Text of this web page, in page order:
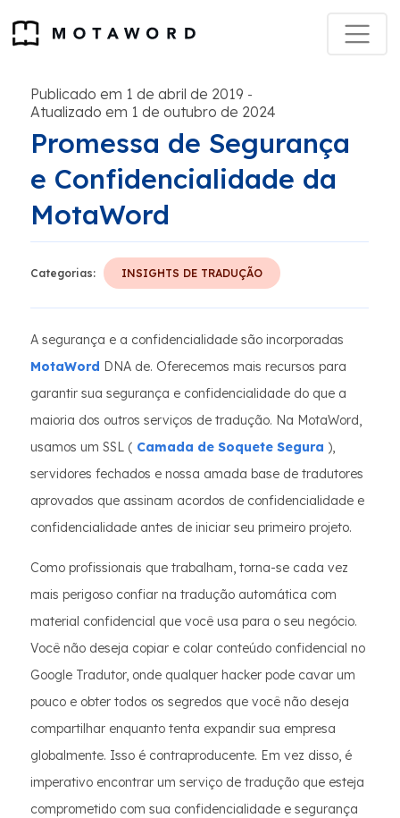
Publicado em 1 de abril de 2019 -
Atualizado em 1 de outubro de 2024
Promessa de Segurança
e Confidencialidade da
MotaWord
Categorias: INSIGHTS DE TRADUÇÃO
A segurança e a confidencialidade são incorporadas
MotaWord DNA de. Oferecemos mais recursos para
garantir sua segurança e confidencialidade do que a
maioria dos outros serviços de tradução. Na MotaWord,
usamos um SSL ( Camada de Soquete Segura ),
servidores fechados e nossa amada base de tradutores
aprovados que assinam acordos de confidencialidade e
confidencialidade antes de iniciar seu primeiro projeto.
Como profissionais que trabalham, torna-se cada vez
mais perigoso confiar na tradução automática com
material confidencial que você usa para o seu negócio.
Você não deseja copiar e colar conteúdo confidencial no
Google Tradutor, onde qualquer hacker pode cavar um
pouco e obter todos os segredos que você não deseja
compartilhar enquanto tenta expandir sua empresa
globalmente. Isso é contraproducente. Em vez disso, é
imperativo encontrar um serviço de tradução que esteja
comprometido com sua confidencialidade e segurança